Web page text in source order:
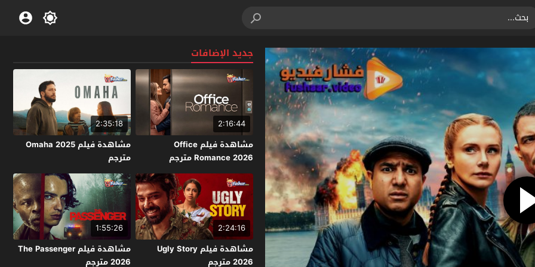
جديد الإضافات
2:16:44
مشاهدة فيلم Office
Romance 2026 مترجم
2:35:18
مشاهدة فيلم Omaha 2025
مترجم
2:24:16
مشاهدة فيلم Ugly Story
2026 مترجم
1:55:26
مشاهدة فيلم The Passenger
2026 مترجم